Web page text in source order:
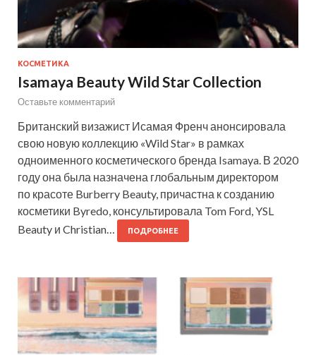
КОСМЕТИКА
Isamaya Beauty Wild Star Collection
Оставьте комментарий
Британский визажист Исамая Френч анонсировала
свою новую коллекцию «Wild Star» в рамках
одноименного косметического бренда Isamaya. В 2020
году она была назначена глобальным директором
по красоте Burberry Beauty, причастна к созданию
косметики Byredo, консультировала Tom Ford, YSL
Beauty и Christian…
ПОДРОБНЕЕ